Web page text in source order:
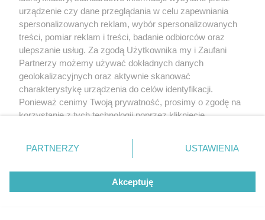
urządzenie czy dane przeglądania w celu zapewniania
spersonalizowanych reklam, wybór spersonalizowanych
treści, pomiar reklam i treści, badanie odbiorców oraz
ulepszanie usług. Za zgodą Użytkownika my i Zaufani
Partnerzy możemy używać dokładnych danych
geolokalizacyjnych oraz aktywnie skanować
charakterystykę urządzenia do celów identyfikacji.
Ponieważ cenimy Twoją prywatność, prosimy o zgodę na
korzystanie z tych technologii poprzez kliknięcie
zmienić/wycofać klikając przycisk ustawień prywatności
znajdujący się w lewym dolnym rogu strony
rodzaje przetwarzania danych nie wymagają zgody
użytkownika, ale masz prawo sprzeciwić się takiemu
przetwarzaniu. Preferencje będą miały zastosowanie tylko
PARTNERZY USTAWIENIA
Akceptuję